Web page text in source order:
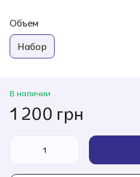
Объем
Набор
В наличии
1 200 грн